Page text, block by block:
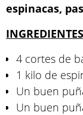
espinacas,
4 cortes de
1 kilo de
Un buen
Un buen